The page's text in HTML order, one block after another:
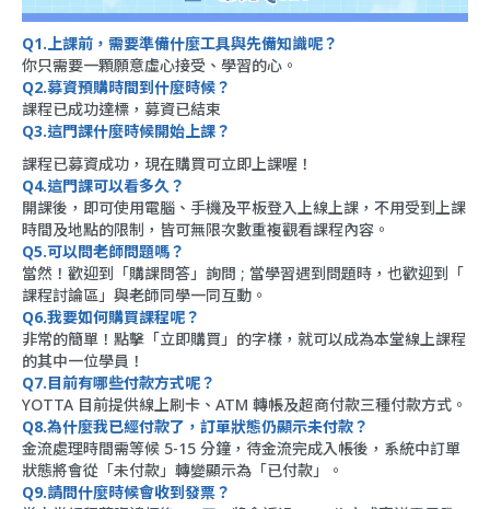
Q1.上課前，需要準備什麼工具與先備知識呢？
你只需要一顆願意虛心接受、學習的心。
Q2.募資預購時間到什麼時候？
課程已成功達標，募資已結束
Q3.這門課什麼時候開始上課？
課程已募資成功，現在購買可立即上課喔！
Q4.這門課可以看多久？
開課後，即可使用電腦、手機及平板登入上線上課，不用受到上課
時間及地點的限制，皆可無限次數重複觀看課程內容。
Q5.可以問老師問題嗎？
當然！歡迎到「購課問答」詢問 ; 當學習遇到問題時，也歡迎到「
課程討論區」與老師同學一同互動。
Q6.我要如何購買課程呢？
非常的簡單！點擊「立即購買」的字樣，就可以成為本堂線上課程
的其中一位學員！
Q7.目前有哪些付款方式呢？
YOTTA 目前提供線上刷卡、ATM 轉帳及超商付款三種付款方式。
Q8.為什麼我已經付款了，訂單狀態仍顯示未付款？
金流處理時間需等候 5-15 分鐘，待金流完成入帳後，系統中訂單
狀態將會從「未付款」轉變顯示為「已付款」。
Q9.請問什麼時候會收到發票？